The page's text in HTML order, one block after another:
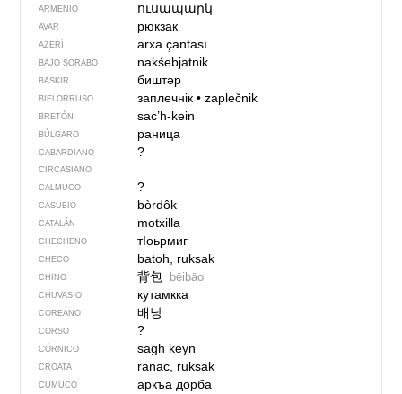
ARMENIO ուսապարկ
AVAR рюкзак
AZERÍ arxa çantası
BAJO SORABO nakśebjatnik
BASKIR биштәр
BIELORRUSO заплечнік• zaplečnik
BRETÓN sac’h-kein
BÚLGARO раница
CABARDIANO-
CIRCASIANO
?
CALMUCO ?
CASUBIO bòrdôk
CATALÁN motxilla
CHECHENO тIоьрмиг
CHECO batoh, ruksak
CHINO 背包 bēibāo
CHUVASIO кутамкка
COREANO 배낭
CORSO ?
CÓRNICO sagh keyn
CROATA ranac, ruksak
CUMUCO аркъа дорба